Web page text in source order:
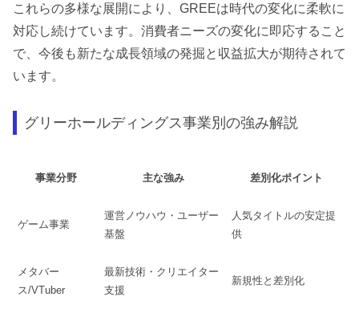
これらの多様な展開により、GREEは時代の変化に柔軟に
対応し続けています。消費者ニーズの変化に即応すること
で、今後も新たな成長領域の発掘と収益拡大が期待されて
います。
グリーホールディングス事業別の強み解説
事業分野 主な強み 差別化ポイント
ゲーム事業
運営ノウハウ・ユーザー
基盤
人気タイトルの安定提
供
メタバー
ス/VTuber
最新技術・クリエイター
支援
新規性と差別化